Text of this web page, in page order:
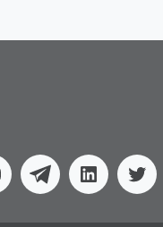
TelegramLinkedin